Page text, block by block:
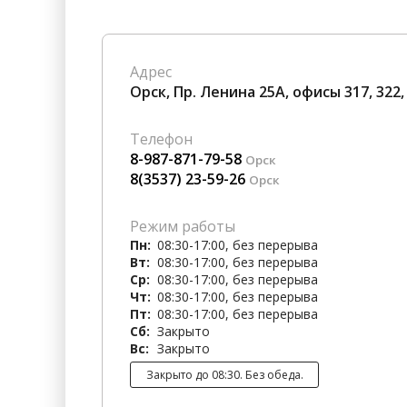
Бытовые услуги Курьерская служба,
Адрес
Орск, Пр. Ленина 25А, офисы 317, 322,
Телефон
8-987-871-79-58 Орск
8(3537) 23-59-26 Орск
Режим работы
Пн: 08:30-17:00, без перерыва
Вт: 08:30-17:00, без перерыва
Ср: 08:30-17:00, без перерыва
Чт: 08:30-17:00, без перерыва
Пт: 08:30-17:00, без перерыва
Сб: Закрыто
Вс: Закрыто
Закрыто до 08:30. Без обеда.